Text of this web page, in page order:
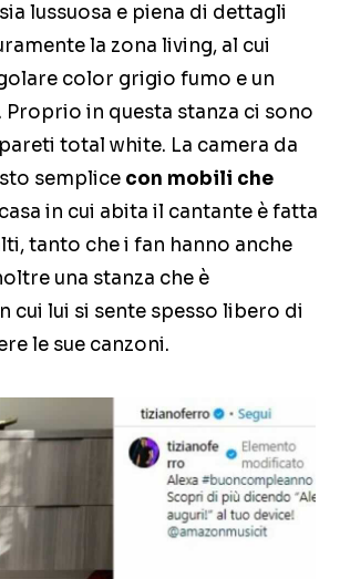
lussuosa e piena di dettagli
la zona living, al cui
color grigio fumo e un
in questa stanza ci sono
total white. La camera da
semplice con mobili che
in cui abita il cantante è fatta
tanto che i fan hanno anche
una stanza che è
cui lui si sente spesso libero di
le sue canzoni.